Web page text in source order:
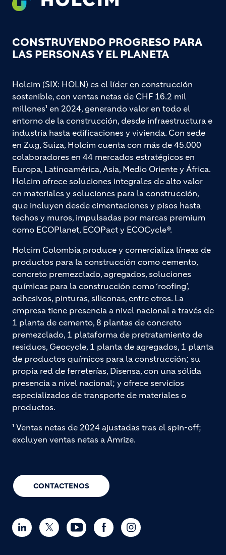
CONSTRUYENDO PROGRESO PARA
LAS PERSONAS Y EL PLANETA
CONTACTENOS
Holcim (SIX: HOLN) es el líder en construcción
sostenible, con ventas netas de CHF 16.2 mil
millones¹ en 2024, generando valor en todo el
entorno de la construcción, desde infraestructura e
industria hasta edificaciones y vivienda. Con sede
en Zug, Suiza, Holcim cuenta con más de 45.000
colaboradores en 44 mercados estratégicos en
Europa, Latinoamérica, Asia, Medio Oriente y África.
Holcim ofrece soluciones integrales de alto valor
en materiales y soluciones para la construcción,
que incluyen desde cimentaciones y pisos hasta
techos y muros, impulsadas por marcas premium
como ECOPlanet, ECOPact y ECOCycle®.
Holcim Colombia produce y comercializa líneas de
productos para la construcción como cemento,
concreto premezclado, agregados, soluciones
químicas para la construcción como ‘roofing’,
adhesivos, pinturas, siliconas, entre otros. La
empresa tiene presencia a nivel nacional a través de
1 planta de cemento, 8 plantas de concreto
premezclado, 1 plataforma de pretratamiento de
residuos, Geocycle, 1 planta de agregados, 1 planta
de productos químicos para la construcción; su
propia red de ferreterías, Disensa, con una sólida
presencia a nivel nacional; y ofrece servicios
especializados de transporte de materiales o
productos.
¹ Ventas netas de 2024 ajustadas tras el spin-off;
excluyen ventas netas a Amrize.